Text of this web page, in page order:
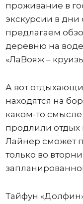
проживание в
экскурсии в
предлагаем
деревню на
«ЛаВояж –
А вот
находятся на
каком-то
продлили отдых
Лайнер сможет
только во
Тайфун